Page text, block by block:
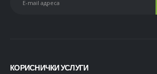
КОРИСНИЧКИ УСЛУГИ